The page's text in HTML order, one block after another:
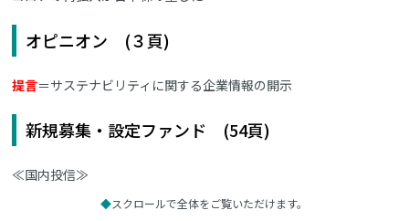
オピニオン (３頁)
提言＝サステナビリティに関する企業情報の開示
新規募集・設定ファンド (54頁)
≪国内投信≫
スクロールで全体をご覧いただけます。